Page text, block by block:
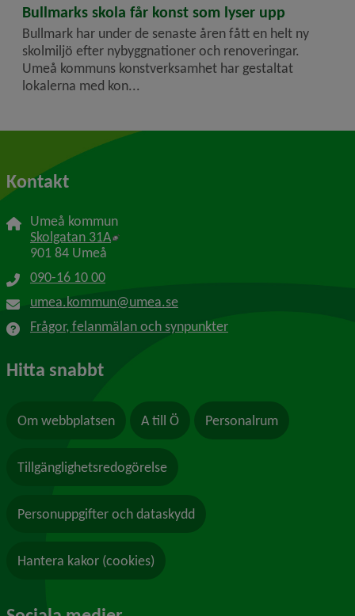
2025-03-10
Bullmarks skola får konst som lyser upp
Bullmark har under de senaste åren fått en helt ny
skolmiljö efter nybyggnationer och renoveringar.
Umeå kommuns konstverksamhet har gestaltat
lokalerna med kon...
Kontakt
Umeå kommun
Skolgatan 31A Länk till annan webbplats, öppnas i nytt
901 84 Umeå
090-16 10 00
umea.kommun@umea.se
Frågor, felanmälan och synpunkter
Hitta snabbt
Om webbplatsen A till Ö Personalrum
Tillgänglighetsredogörelse
Personuppgifter och dataskydd
Hantera kakor (cookies)